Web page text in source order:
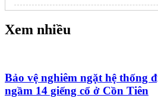
máy phân tích nước thải hanna
Vinhomes hạ long xanh
Xem nhiều
Bảo vệ nghiêm ngặt hệ thống
ngầm 14 giếng cổ ở Cồn Tiên